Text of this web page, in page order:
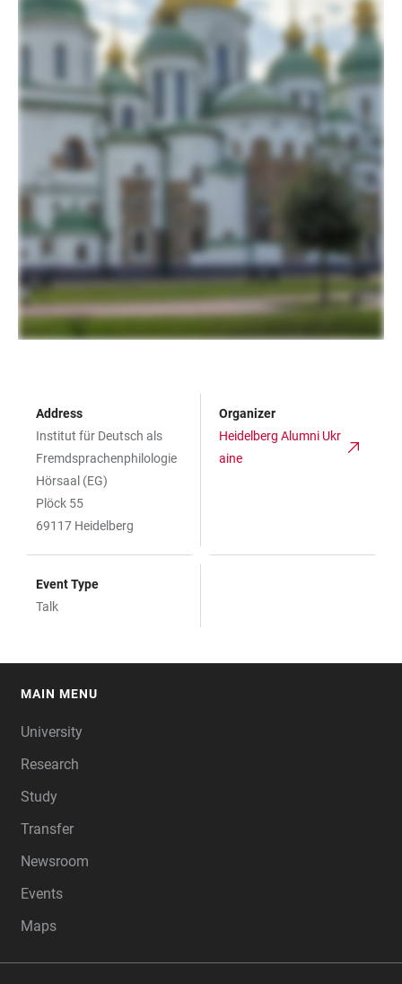
Address
Institut für Deutsch als
Fremdsprachenphilologie
Hörsaal (EG)
Plöck 55
69117 Heidelberg
Organizer
Heidelberg Alumni Ukr
aine
Event Type
Talk
MAIN MENU
University
Research
Study
Transfer
Newsroom
Events
Maps